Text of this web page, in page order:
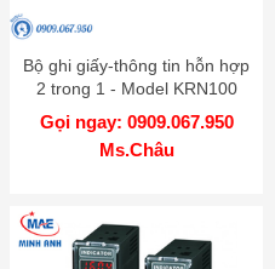
Bộ ghi giấy-thông tin hỗn hợp
2 trong 1 - Model KRN100
Gọi ngay: 0909.067.950
Ms.Châu